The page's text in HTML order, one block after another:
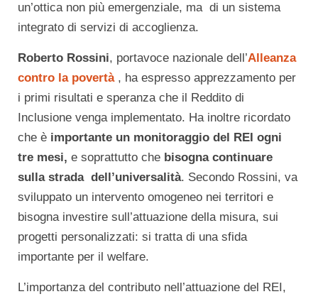
un’ottica non più emergenziale, ma di un sistema
integrato di servizi di accoglienza.
Roberto Rossini, portavoce nazionale dell’Alleanza
contro la povertà, ha espresso apprezzamento per
i primi risultati e speranza che il Reddito di
Inclusione venga implementato. Ha inoltre ricordato
che è importante un monitoraggio del REI ogni
tre mesi, e soprattutto che bisogna continuare
sulla strada dell’universalità. Secondo Rossini, va
sviluppato un intervento omogeneo nei territori e
bisogna investire sull’attuazione della misura, sui
progetti personalizzati: si tratta di una sfida
importante per il welfare.
L’importanza del contributo nell’attuazione del REI,